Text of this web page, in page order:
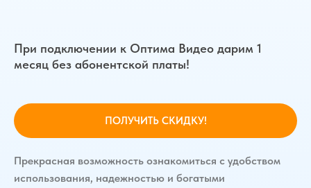
При подключении к Оптима Видео дарим 1
месяц без абонентской платы!
ПОЛУЧИТЬ СКИДКУ!
Прекрасная возможность ознакомиться с удобством
использования, надежностью и богатыми